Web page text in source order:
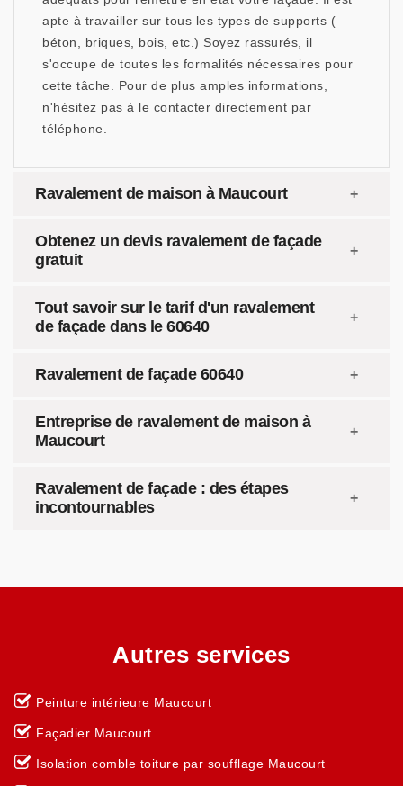
apte à travailler sur tous les types de supports (
béton, briques, bois, etc.) Soyez rassurés, il
s'occupe de toutes les formalités nécessaires pour
cette tâche. Pour de plus amples informations,
n'hésitez pas à le contacter directement par
téléphone.
Ravalement de maison à Maucourt
Obtenez un devis ravalement de façade
gratuit
Tout savoir sur le tarif d'un ravalement
de façade dans le 60640
Ravalement de façade 60640
Entreprise de ravalement de maison à
Maucourt
Ravalement de façade : des étapes
incontournables
Autres services
Peinture intérieure Maucourt
Façadier Maucourt
Isolation comble toiture par soufflage Maucourt